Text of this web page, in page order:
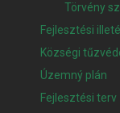
Törvény
Fejlesztési
Községi
Územný plán
Fejlesztési terv